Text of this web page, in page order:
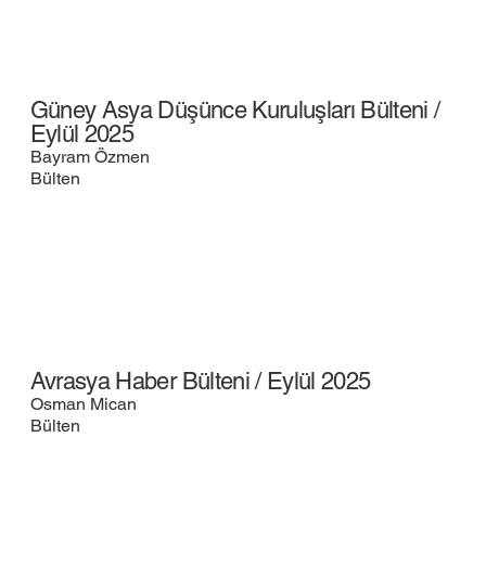
Güney Asya Düşünce Kuruluşları Bülteni /
Eylül 2025
Bayram Özmen
Bülten
Avrasya Haber Bülteni / Eylül 2025
Osman Mican
Bülten